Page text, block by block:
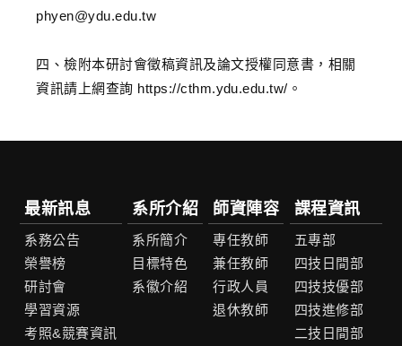
phyen@ydu.edu.tw
四、檢附本研討會徵稿資訊及論文授權同意書，相關
資訊請上網查詢 https://cthm.ydu.edu.tw/。
最新訊息
系務公告
榮譽榜
研討會
學習資源
考照&競賽資訊
系所介紹
系所簡介
目標特色
系徽介紹
師資陣容
專任教師
兼任教師
行政人員
退休教師
課程資訊
五專部
四技日間部
四技技優部
四技進修部
二技日間部